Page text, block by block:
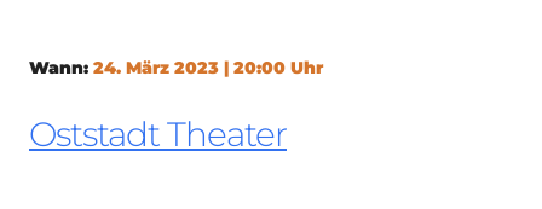
Wann: 24. März 2023 | 20:00 Uhr
Oststadt Theater